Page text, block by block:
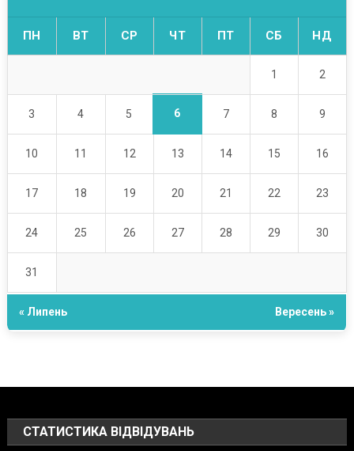
ПН ВТ СР ЧТ ПТ СБ НД
1 2
3 4 5 6 7 8 9
10 11 12 13 14 15 16
17 18 19 20 21 22 23
24 25 26 27 28 29 30
31
« Липень Вересень »
СТАТИСТИКА ВІДВІДУВАНЬ